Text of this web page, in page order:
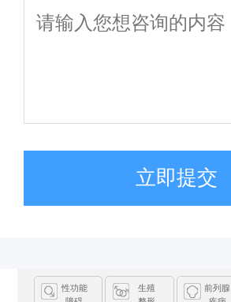
立即提交
性功能
生殖
前列腺